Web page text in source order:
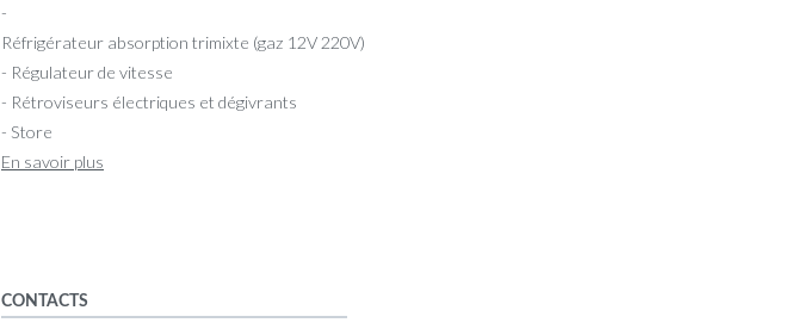
-
Réfrigérateur absorption trimixte (gaz 12V 220V)
- Régulateur de vitesse
- Rétroviseurs électriques et dégivrants
- Store
En savoir plus
CONTACTS